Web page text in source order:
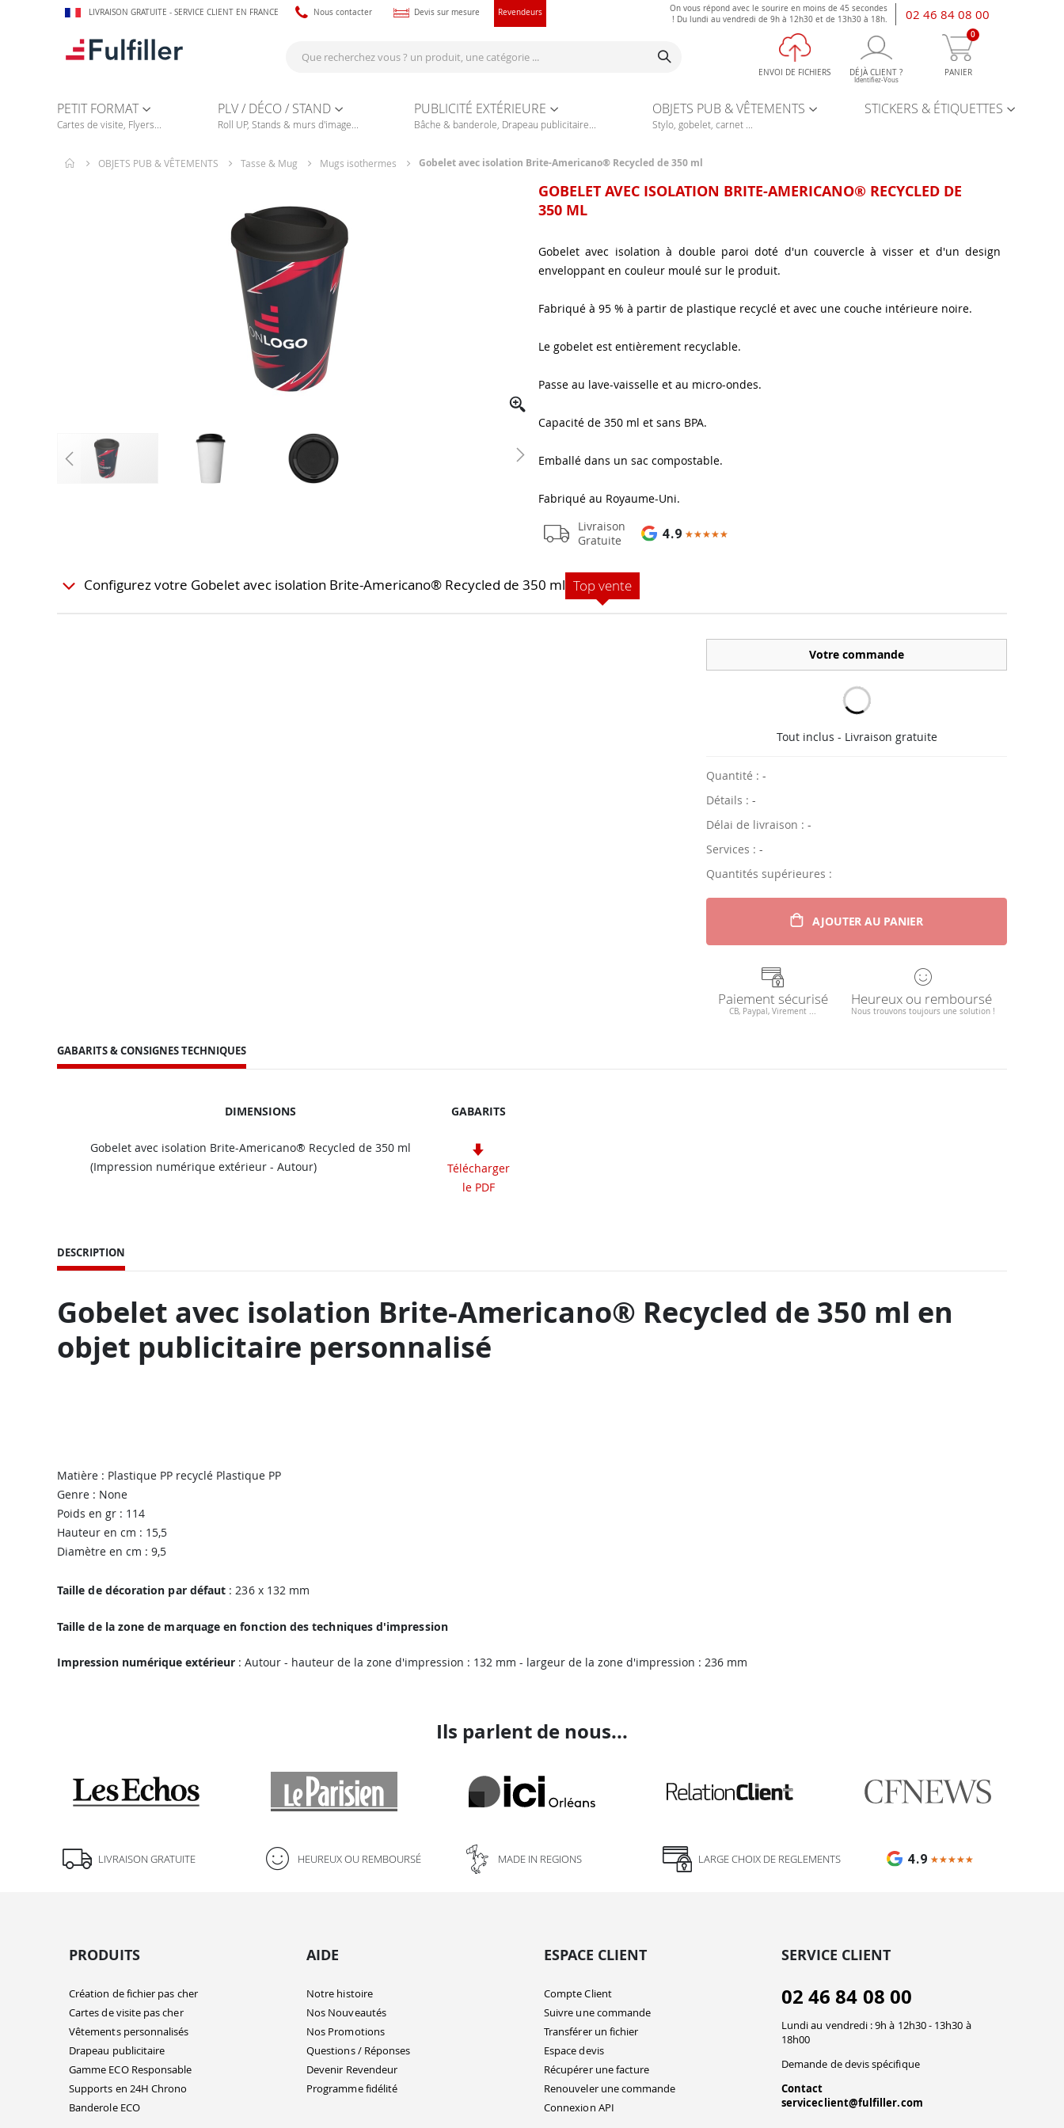
LIVRAISON GRATUITE - SERVICE CLIENT EN FRANCE Nous contacter Devis sur mesure Revendeurs
On vous répond avec le sourire en moins de 45 secondes
! Du lundi au vendredi de 9h à 12h30 et de 13h30 à 18h.
02 46 84 08 00
ENVOI DE FICHIERS DÉJÀ CLIENT ?
Identifiez-Vous
0
PANIER
PETIT FORMAT
Cartes de visite, Flyers...
PLV / DÉCO / STAND
Roll UP, Stands & murs d'image...
PUBLICITÉ EXTÉRIEURE
Bâche & banderole, Drapeau publicitaire...
OBJETS PUB & VÊTEMENTS
Stylo, gobelet, carnet ...
STICKERS & ÉTIQUETTES
OBJETS PUB & VÊTEMENTS Tasse & Mug Mugs isothermes Gobelet avec isolation Brite-Americano® Recycled de 350 ml
GOBELET AVEC ISOLATION BRITE-AMERICANO® RECYCLED DE
350 ML
Gobelet avec isolation à double paroi doté d'un couvercle à visser et d'un design
enveloppant en couleur moulé sur le produit.
Fabriqué à 95 % à partir de plastique recyclé et avec une couche intérieure noire.
Le gobelet est entièrement recyclable.
Passe au lave-vaisselle et au micro-ondes.
Capacité de 350 ml et sans BPA.
Emballé dans un sac compostable.
Fabriqué au Royaume-Uni.
Livraison
Gratuite
4.9 ★★★★★
★★★★★
Configurez votre Gobelet avec isolation Brite-Americano® Recycled de 350 ml Top vente
Votre commande
Tout inclus - Livraison gratuite
Quantité : -
Détails : -
Délai de livraison : -
Services : -
Quantités supérieures :
AJOUTER AU PANIER
Paiement sécurisé
CB, Paypal, Virement ...
Heureux ou remboursé
Nous trouvons toujours une solution !
GABARITS & CONSIGNES TECHNIQUES
DIMENSIONS GABARITS
Gobelet avec isolation Brite-Americano® Recycled de 350 ml
(Impression numérique extérieur - Autour)
Télécharger
le PDF
DESCRIPTION
Gobelet avec isolation Brite-Americano® Recycled de 350 ml en
objet publicitaire personnalisé
Matière : Plastique PP recyclé Plastique PP
Genre : None
Poids en gr : 114
Hauteur en cm : 15,5
Diamètre en cm : 9,5
Taille de décoration par défaut : 236 x 132 mm
Taille de la zone de marquage en fonction des techniques d'impression
Impression numérique extérieur : Autour - hauteur de la zone d'impression : 132 mm - largeur de la zone d'impression : 236 mm
Ils parlent de nous...
LIVRAISON GRATUITE HEUREUX OU REMBOURSÉ MADE IN REGIONS LARGE CHOIX DE REGLEMENTS 4.9 ★★★★★
★★★★★
PRODUITS
Création de fichier pas cher
Cartes de visite pas cher
Vêtements personnalisés
Drapeau publicitaire
Gamme ECO Responsable
Supports en 24H Chrono
Banderole ECO
AIDE
Notre histoire
Nos Nouveautés
Nos Promotions
Questions / Réponses
Devenir Revendeur
Programme fidélité
ESPACE CLIENT
Compte Client
Suivre une commande
Transférer un fichier
Espace devis
Récupérer une facture
Renouveler une commande
Connexion API
SERVICE CLIENT
02 46 84 08 00
Lundi au vendredi : 9h à 12h30 - 13h30 à
18h00
Demande de devis spécifique
Contact
serviceclient@fulfiller.com
IA + équipe disponible 24/7